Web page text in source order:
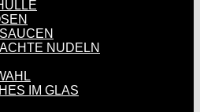
NUDELN
IM GLAS